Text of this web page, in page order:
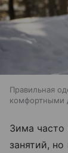
Правильная
комфортными
Зима часто
занятий,